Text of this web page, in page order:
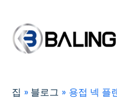
집 블로그 용접 넥 플